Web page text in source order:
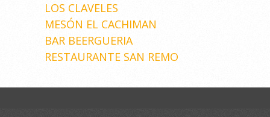
LOS CLAVELES
MESÓN EL CACHIMAN
BAR BEERGUERIA
RESTAURANTE SAN REMO